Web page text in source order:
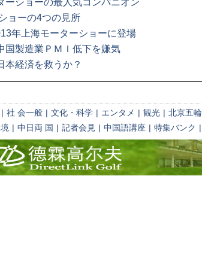
ショーの最人気コンパニオン
ョーの4つの見所
年上海モーターショーに登場
国製造業ＰＭＩ低下を嫌気
経済を救うか？
| 社 会一般 | 文化・科学 | エンタメ | 観光 | 北京五輪
| 中日両 国 | 記者会見 | 中国語講座 | 特集バンク |